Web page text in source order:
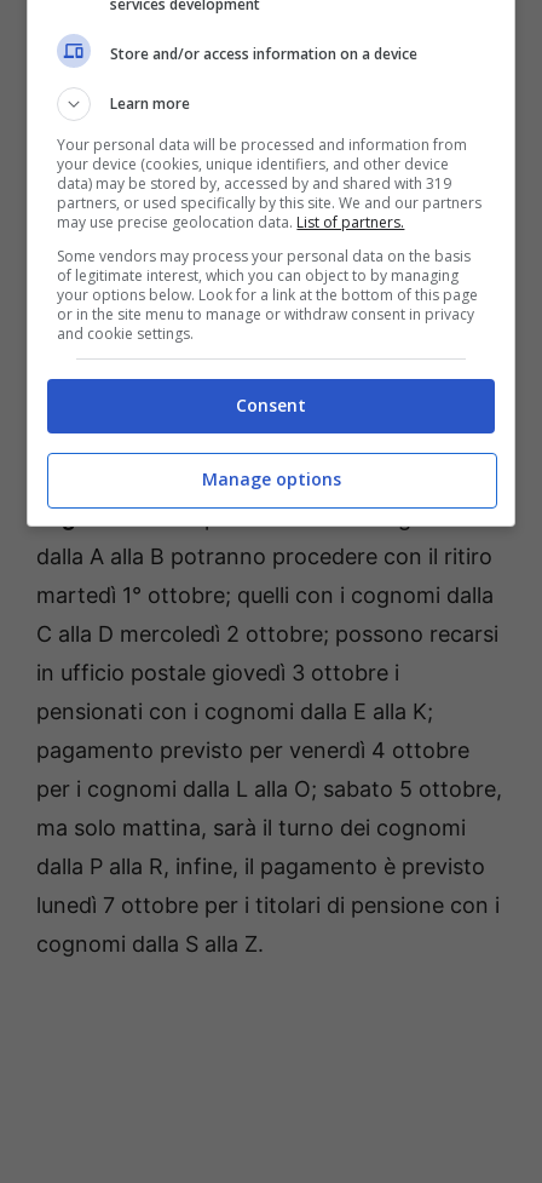
Inps, le date di pagamento delle pensioni di ottobre
Chi non ha optato per l’accredito su carta
prepagata Postepay Evolution, conto
corrente bancario o postale, potrà ritirare
l’assegno presso gli uffici postali sparsi sul
seguendo un
determinato ordine. Anche in questo caso, è
pubblicato il calendario con le
seguenti date: i pensionati con i cognomi
dalla A alla B potranno procedere con il ritiro
martedì 1° ottobre; quelli con i cognomi dalla
C alla D mercoledì 2 ottobre; possono recarsi
in ufficio postale giovedì 3 ottobre i
pensionati con i cognomi dalla E alla K;
pagamento previsto per venerdì 4 ottobre
per i cognomi dalla L alla O; sabato 5 ottobre,
ma solo mattina, sarà il turno dei cognomi
dalla P alla R, infine, il pagamento è previsto
lunedì 7 ottobre per i titolari di pensione con i
cognomi dalla S alla Z.
services development
Store and/or access information on a device
Learn more
Your personal data will be processed and information from
your device (cookies, unique identifiers, and other device
data) may be stored by, accessed by and shared with 319
partners, or used specifically by this site. We and our partners
may use precise geolocation data. List of partners.
Some vendors may process your personal data on the basis
of legitimate interest, which you can object to by managing
your options below. Look for a link at the bottom of this page
or in the site menu to manage or withdraw consent in privacy
and cookie settings.
Consent
Manage options